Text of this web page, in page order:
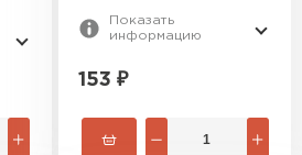
Показать
информацию
153 ₽